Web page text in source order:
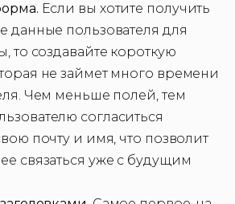
Если вы хотите получить
данные пользователя для
то создавайте короткую
не займет много времени
Чем меньше полей, тем
согласиться
почту и имя, что позволит
связаться уже с будущим